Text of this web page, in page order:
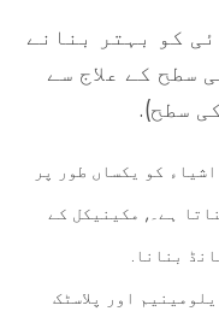
کو بہتر بنانے
سطح کے علاج سے
سطح).
کو یکساں طور پر
ہے۔, مکینیکل کے
بنانا.
اور پلاسٹک